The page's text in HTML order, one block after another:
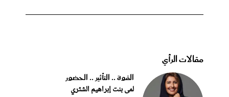
مقالات الرأي
القوة .. التأثير .. الحضور
لمى بنت إبراهيم الشثري